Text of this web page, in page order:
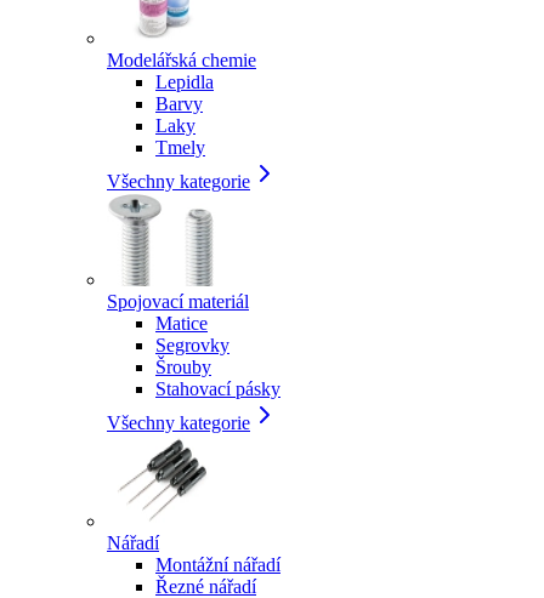
Modelářská chemie
Lepidla
Barvy
Laky
Tmely
Všechny kategorie
Spojovací materiál
Matice
Segrovky
Šrouby
Stahovací pásky
Všechny kategorie
Nářadí
Montážní nářadí
Řezné nářadí